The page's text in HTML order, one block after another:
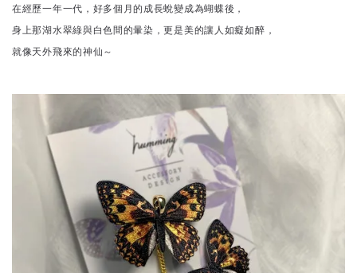
在經歷一年一代，好多個月的成長蛻變成為蝴蝶後，
身上那湖水翠綠與白色間的暈染，更是美的讓人如癡如醉，
就像天外飛來的神仙～